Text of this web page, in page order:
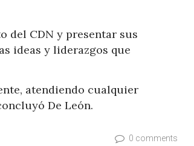
del CDN y presentar sus
ideas y liderazgos que
atendiendo cualquier
De León.
0 comments